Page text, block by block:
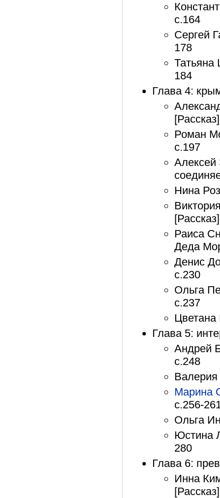
с.164
Сергей
178
Татьяна
184
Глава 4:
Роман
с.197
Алексей
Нина
Раиса
Деда
Денис
с.230
Ольга
с.237
Цветана
Глава 5:
Андрей
с.248
Валерия
Марина
с.256-
Ольга
Юстина
280
Глава 6:
Инна